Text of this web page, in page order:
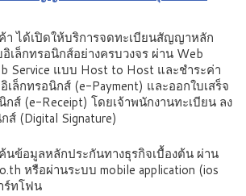
ได้เปิดให้บริการจดทะเบียนสัญญาหลัก
เล็กทรอนิกส์อย่างครบวงจร ผ่าน Web
Service แบบ Host to Host และชำระค่า
เล็กทรอนิกส์ (e-Payment) และออกใบเสร็จ
กส์ (e-Receipt) โดยเจ้าพนักงานทะเบียน ลง
ส์ (Digital Signature)
นข้อมูลหลักประกันทางธุรกิจเบื้องต้น ผ่าน
หรือผ่านระบบ mobile application (ios
ร์ทโฟน